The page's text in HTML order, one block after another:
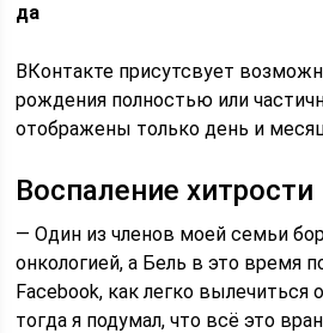
да
ВКонтакте присутсвует
рождения полностью или
отображены только день и
Воспаление хитрости
— Один из членов моей семьи
онкологией, а Бель в это время
Facebook, как легко вылечиться
тогда я подумал, что всё это